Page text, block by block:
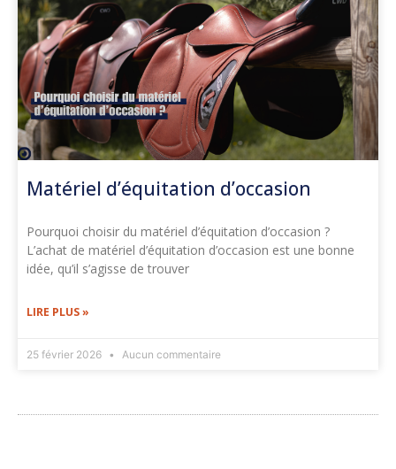
Matériel d’équitation d’occasion
Pourquoi choisir du matériel d’équitation d’occasion ?
L’achat de matériel d’équitation d’occasion est une bonne
idée, qu’il s’agisse de trouver
LIRE PLUS »
25 février 2026 Aucun commentaire